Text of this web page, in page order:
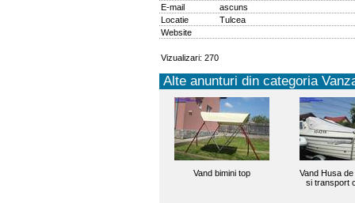
E-mail
ascuns
Locatie
Tulcea
Website
Vizualizari: 270
Alte anunturi din categoria
Vand bimini top
Vand Husa
si transport